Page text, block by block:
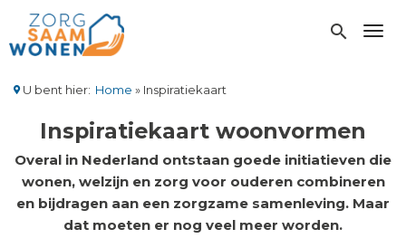
naar
de
gaan
search
U bent hier: Home Inspiratiekaart
Inspiratiekaart woonvormen
Overal in Nederland ontstaan goede initiatieven die
wonen, welzijn en zorg voor ouderen combineren
en bijdragen aan een zorgzame samenleving. Maar
dat moeten er nog veel meer worden.